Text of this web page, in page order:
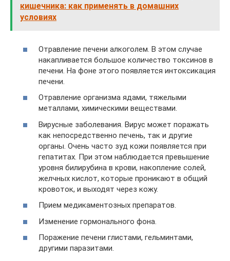
кишечника: как применять в домашних
условиях
Отравление печени алкоголем. В этом случае
накапливается большое количество токсинов в
печени. На фоне этого появляется интоксикация
печени.
Отравление организма ядами, тяжелыми
металлами, химическими веществами.
Вирусные заболевания. Вирус может поражать
как непосредственно печень, так и другие
органы. Очень часто зуд кожи появляется при
гепатитах. При этом наблюдается превышение
уровня билирубина в крови, накопление солей,
желчных кислот, которые проникают в общий
кровоток, и выходят через кожу.
Прием медикаментозных препаратов.
Изменение гормонального фона.
Поражение печени глистами, гельминтами,
другими паразитами.